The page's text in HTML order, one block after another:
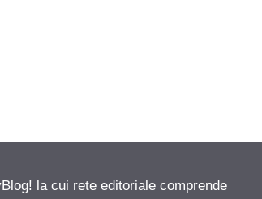
la cui rete editoriale comprende